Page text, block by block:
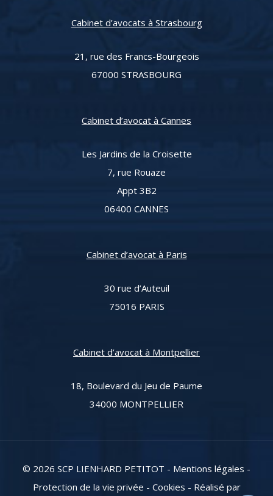
Cabinet d’avocats à Strasbourg
21, rue des Francs-Bourgeois
67000 STRASBOURG
Cabinet d’avocat à Cannes
Les Jardins de la Croisette
7, rue Rouaze
Appt 3B2
06400 CANNES
Cabinet d’avocat à Paris
30 rue d’Auteuil
75016 PARIS
Cabinet d’avocat à Montpellier
18, Boulevard du Jeu de Paume
34000 MONTPELLIER
© 2026 SCP LIENHARD PETITOT - Mentions légales -
Protection de la vie privée - Cookies - Réalisé par